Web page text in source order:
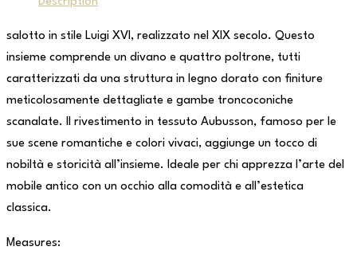
salotto in stile Luigi XVI, realizzato nel XIX secolo. Questo
insieme comprende un divano e quattro poltrone, tutti
caratterizzati da una struttura in legno dorato con finiture
meticolosamente dettagliate e gambe troncoconiche
scanalate. Il rivestimento in tessuto Aubusson, famoso per le
sue scene romantiche e colori vivaci, aggiunge un tocco di
nobiltà e storicità all’insieme. Ideale per chi apprezza l’arte del
mobile antico con un occhio alla comodità e all’estetica
classica.
Measures: